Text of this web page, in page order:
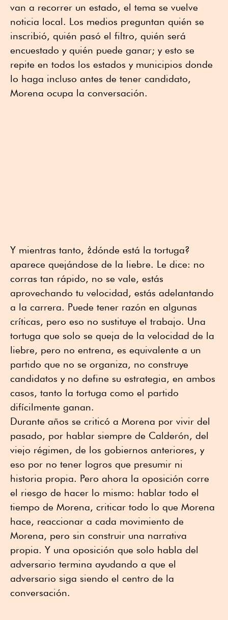
van a recorrer un estado, el tema se vuelve
noticia local. Los medios preguntan quién se
inscribió, quién pasó el filtro, quién será
encuestado y quién puede ganar; y esto se
repite en todos los estados y municipios donde
lo haga incluso antes de tener candidato,
Morena ocupa la conversación.
Y mientras tanto, ¿dónde está la tortuga?
aparece quejándose de la liebre. Le dice: no
corras tan rápido, no se vale, estás
aprovechando tu velocidad, estás adelantando
a la carrera. Puede tener razón en algunas
críticas, pero eso no sustituye el trabajo. Una
tortuga que solo se queja de la velocidad de la
liebre, pero no entrena, es equivalente a un
partido que no se organiza, no construye
candidatos y no define su estrategia, en ambos
casos, tanto la tortuga como el partido
difícilmente ganan.
Durante años se criticó a Morena por vivir del
pasado, por hablar siempre de Calderón, del
viejo régimen, de los gobiernos anteriores, y
eso por no tener logros que presumir ni
historia propia. Pero ahora la oposición corre
el riesgo de hacer lo mismo: hablar todo el
tiempo de Morena, criticar todo lo que Morena
hace, reaccionar a cada movimiento de
Morena, pero sin construir una narrativa
propia. Y una oposición que solo habla del
adversario termina ayudando a que el
adversario siga siendo el centro de la
conversación.